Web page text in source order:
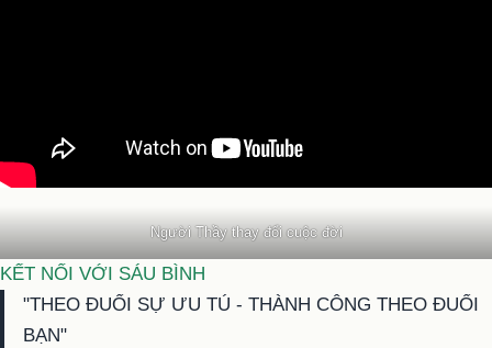
Người Thầy thay đổi cuộc đời
KẾT NỐI VỚI SÁU BÌNH
"THEO ĐUỔI SỰ ƯU TÚ - THÀNH CÔNG THEO ĐUỔI
BẠN"